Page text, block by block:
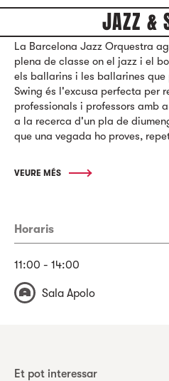
JAZZ &
La Barcelona Jazz Orquestra
plena de classe on el jazz i el
els ballarins i les ballarines que
Swing és l'excusa perfecta per
professionals i professors amb
a la recerca d'un pla de
que una vegada ho proves,
VEURE MÉS
Horaris
11:00 - 14:00
Sala Apolo
Et pot interessar